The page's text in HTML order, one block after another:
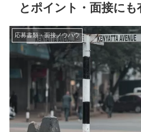
とポイント・面接にも
応募書類・面接ノウハウ